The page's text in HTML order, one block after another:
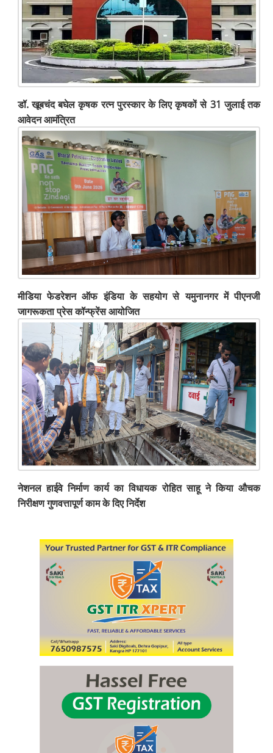
डॉ. खूबचंद बघेल कृषक रत्न पुरस्कार के लिए कृषकों से 31 जुलाई तक
आवेदन आमंत्रित
मीडिया फेडरेशन ऑफ इंडिया के सहयोग से यमुनानगर में पीएनजी
जागरूकता प्रेस कॉन्फ्रेंस आयोजित
नेशनल हाईवे निर्माण कार्य का विधायक रोहित साहू ने किया औचक
निरीक्षण गुणवत्तापूर्ण काम के दिए निर्देश